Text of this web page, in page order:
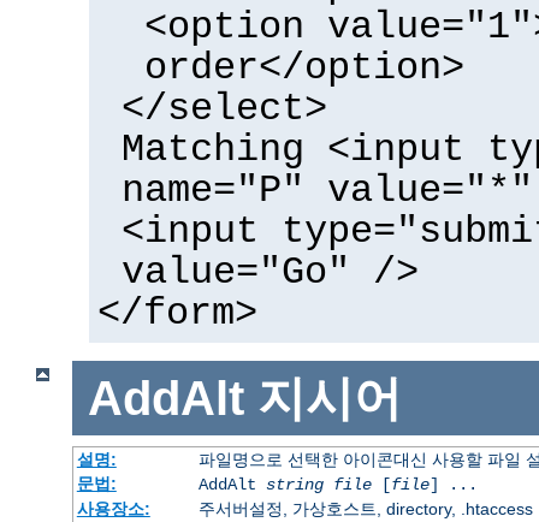
<option
order</option>
</select>
Matching <input
name="P"
<input
value="Go" />
</form>
AddAlt 지시어
설명:
파일명으로 선택한 아이콘대신 사용할 파일
문법:
AddAlt string file[file] ...
사용장소:
주서버설정, 가상호스트, directory, .htaccess